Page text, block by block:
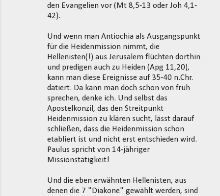
den Evangelien vor (Mt 8,5-13 oder Joh 4,1-
42).
Und wenn man Antiochia als Ausgangspunkt
für die Heidenmission nimmt, die
Hellenisten(!) aus Jerusalem flüchten dorthin
und predigen auch zu Heiden (Apg 11,20),
kann man diese Ereignisse auf 35-40 n.Chr.
datiert. Da kann man doch schon von früh
sprechen, denke ich. Und selbst das
Apostelkonzil, das den Streitpunkt
Heidenmission zu klären sucht, lässt darauf
schließen, dass die Heidenmission schon
etabliert ist und nicht erst entschieden wird.
Paulus spricht von 14-jähriger
Missionstätigkeit!
Und die eben erwähnten Hellenisten, aus
denen die 7 "Diakone" gewählt werden, sind